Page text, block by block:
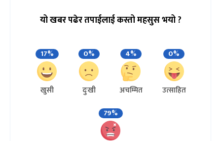
यो खबर पढेर तपाईलाई कस्तो महसुस भयो ?
17%
खुसी
0%
दुःखी
4%
अचम्मित
0%
उत्साहित
79%